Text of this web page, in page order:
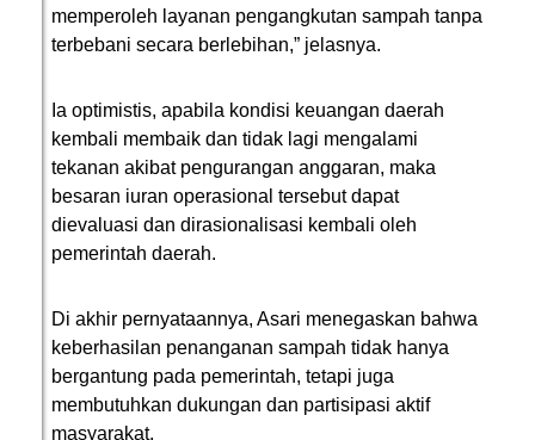
memperoleh layanan pengangkutan sampah tanpa
terbebani secara berlebihan,” jelasnya.
Ia optimistis, apabila kondisi keuangan daerah
kembali membaik dan tidak lagi mengalami
tekanan akibat pengurangan anggaran, maka
besaran iuran operasional tersebut dapat
dievaluasi dan dirasionalisasi kembali oleh
pemerintah daerah.
Di akhir pernyataannya, Asari menegaskan bahwa
keberhasilan penanganan sampah tidak hanya
bergantung pada pemerintah, tetapi juga
membutuhkan dukungan dan partisipasi aktif
masyarakat.